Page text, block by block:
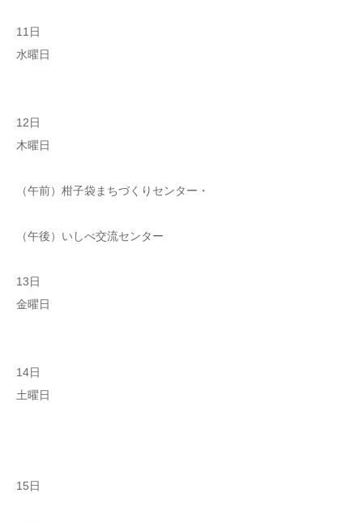
11日
水曜日
12日
木曜日
（午前）柑子袋まちづくりセンター・
（午後）いしべ交流センター
13日
金曜日
14日
土曜日
15日